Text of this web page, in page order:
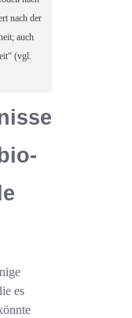
nach der
auch
(vgl.
es